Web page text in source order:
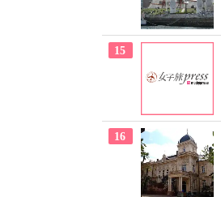
15
16